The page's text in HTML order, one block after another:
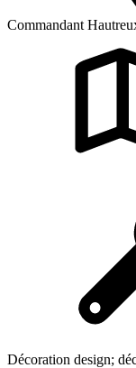
Commandant
Décoration design;